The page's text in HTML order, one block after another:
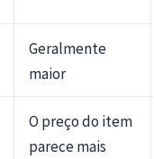
Geralmente
maior
O preço do item
parece mais